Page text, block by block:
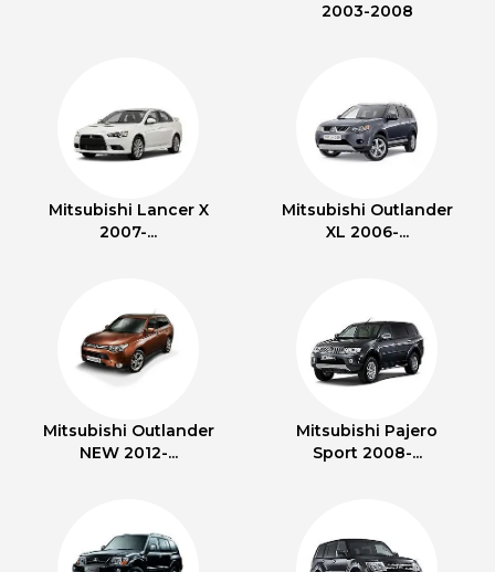
2003-2008
Mitsubishi Lancer X
2007-...
Mitsubishi Outlander
XL 2006-...
Mitsubishi Outlander
NEW 2012-...
Mitsubishi Pajero
Sport 2008-...